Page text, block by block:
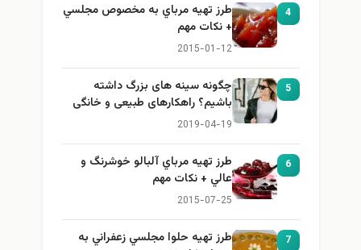
4
طرز تهيه مرباي به مخصوص مجلسي
+ نكات مهم
2015-01-12
5
چگونه سینه های بزرگ داشته
باشیم؟ راهکارهای طبیعی و خانگی
برای بزرگ کردن سینه
2019-04-19
6
طرز تهيه مرباي آلبالو خوشرنگ و
عالي + نكات مهم
2015-07-25
7
طرز تهيه حلوا مجلسي زعفراني به